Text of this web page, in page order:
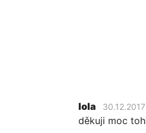
lola
děkuji moc